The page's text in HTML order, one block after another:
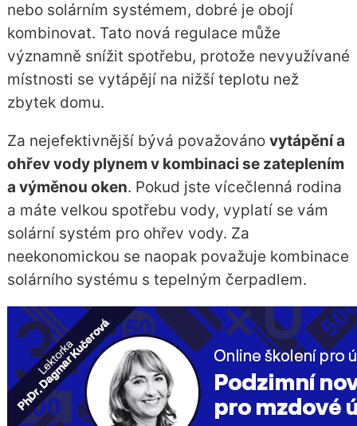
nebo solárním systémem, dobré je obojí
kombinovat. Tato nová regulace může
významně snížit spotřebu, protože nevyužívané
místnosti se vytápějí na nižší teplotu než
zbytek domu.
Za nejefektivnější bývá považováno vytápění a
ohřev vody plynem v kombinaci se zateplením
a výměnou oken. Pokud jste vícečlenná rodina
a máte velkou spotřebu vody, vyplatí se vám
solární systém pro ohřev vody. Za
neekonomickou se naopak považuje kombinace
solárního systému s tepelným čerpadlem.